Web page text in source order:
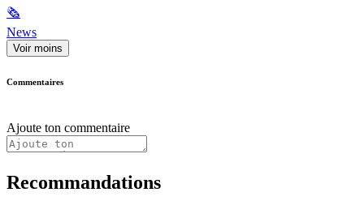
🗞
News
Voir moins
Commentaires
Ajoute ton commentaire
Recommandations